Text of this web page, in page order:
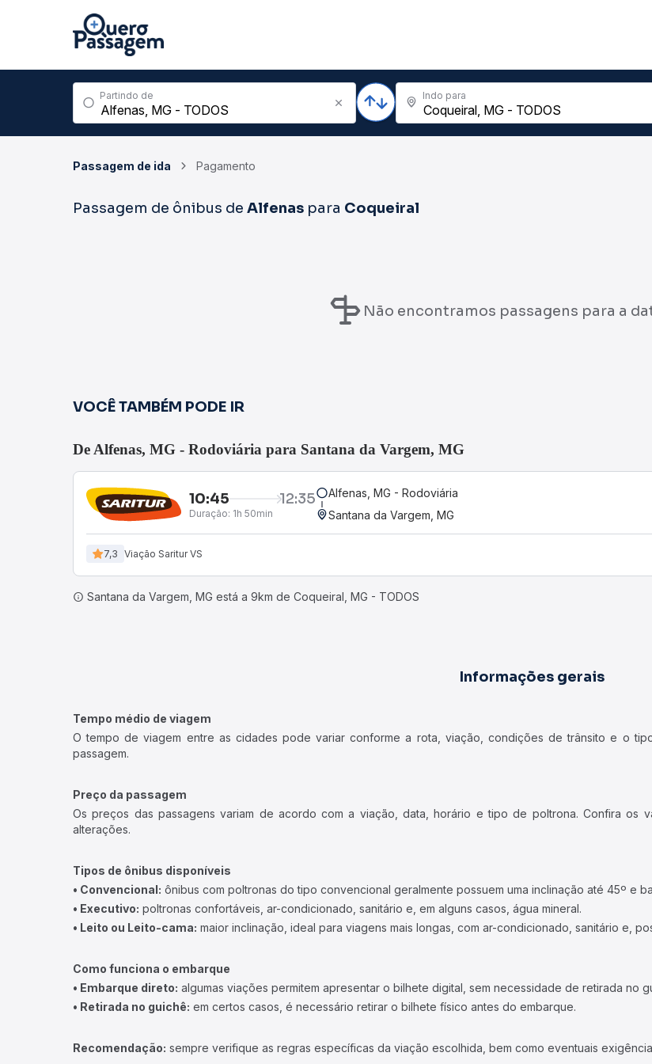
Partindo de Indo para
Passagem de ida Pagamento
Passagem de ônibus de Alfenas para Coqueiral
Não encontramos passagens para a
VOCÊ TAMBÉM PODE IR
De Alfenas, MG - Rodoviária para Santana da Vargem, MG
10:45 12:35
Duração: 1h 50min
Alfenas, MG - Rodoviária
Santana da Vargem, MG
7,3 Viação Saritur VS
Santana da Vargem, MG está a 9km de Coqueiral, MG - TODOS
Informações gerais
Tempo médio de viagem
O tempo de viagem entre as cidades pode variar conforme a rota, viação, condições de trânsito e o
passagem.
Preço da passagem
Os preços das passagens variam de acordo com a viação, data, horário e tipo de poltrona. Confira os
alterações.
Tipos de ônibus disponíveis
• Convencional: ônibus com poltronas do tipo convencional geralmente possuem uma inclinação até 45º e
• Executivo: poltronas confortáveis, ar-condicionado, sanitário e, em alguns casos, água mineral.
• Leito ou Leito-cama: maior inclinação, ideal para viagens mais longas, com ar-condicionado, sanitário e,
Como funciona o embarque
• Embarque direto: algumas viações permitem apresentar o bilhete digital, sem necessidade de retirada no
• Retirada no guichê: em certos casos, é necessário retirar o bilhete físico antes do embarque.
Recomendação: sempre verifique as regras específicas da viação escolhida, bem como eventuais